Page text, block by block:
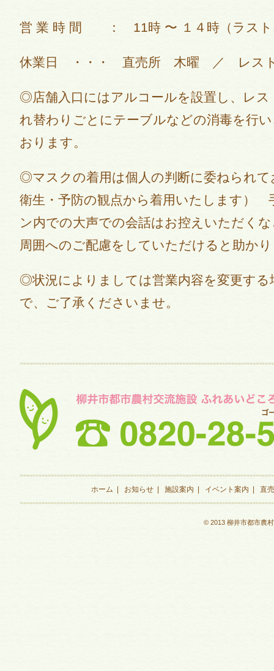
営 業 時 間 ： 11時 〜 １４時（ラスト
休業日 ・・・ 直売所 木曜 ／ レス
◎店舗入口にはアルコールを設置し、レ
れ替わりごとにテーブルなどの消毒を行
おります。
◎マスクの着用は個人の判断に委ねられ
衛生・予防の観点から着用いたします）
ン内での大声での会話はお控えいただく
周囲へのご配慮をしていただけると助か
◎状況によりましては営業内容を変更す
で、ご了承くださいませ。
ホーム お知らせ 施設案内 イベント案内 直
© 2013 柳井市都市農